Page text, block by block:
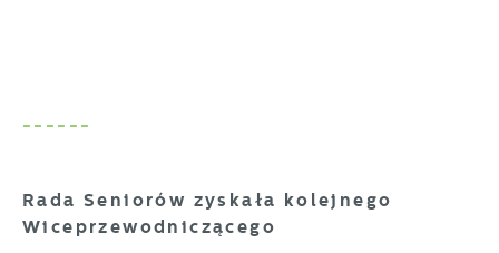
------
Rada Seniorów zyskała kolejnego
Wiceprzewodniczącego